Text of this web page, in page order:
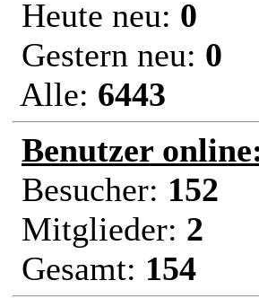
Heute neu: 0
Gestern neu: 0
Alle: 6443
Benutzer
Besucher: 152
Mitglieder: 2
Gesamt: 154